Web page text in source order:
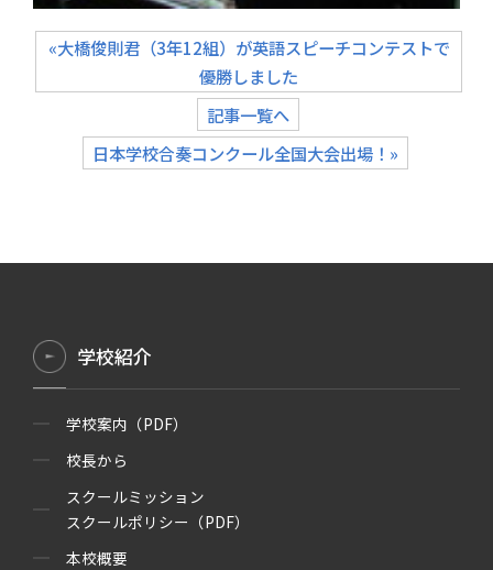
«大橋俊則君（3年12組）が英語スピーチコンテストで
優勝しました
記事一覧へ
日本学校合奏コンクール全国大会出場！»
学校紹介
学校案内（PDF）
校長から
スクールミッション
スクールポリシー（PDF）
本校概要